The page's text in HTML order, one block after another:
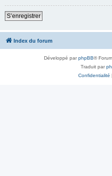
S’enregistrer
Index du forum
Développé parphpBB®
Traduit par
Confidentialité